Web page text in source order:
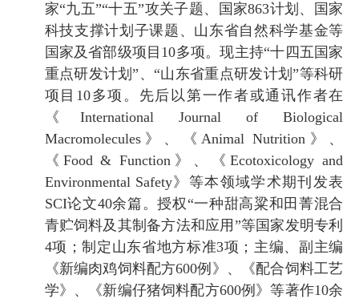
家“九五”“十五”攻关子题、国家863计划、国家
科技支撑计划子课题、山东省自然科学基金等
国家及省部级项目 10多项。现主持“十四五国家
重点研发计划” 、 “山东省重点研发计划”等科研
项目 10多项。先后以第一作者或通讯作者在
《 International Journal of Biological
Macromolecules》、《Animal Nutrition 》、
《 Food & Function 》、《Ecotoxicology and
Environmental Safety》等本领域学术期刊发表
SCI论文40余篇。授权 “一种甜高粱和田菁混合
青贮饲料及其制备方法和应用 ”等国家发明专利
4项；制定山东省地方标准3项；主编、副主编
《新编肉鸡饲料配方600例》、《配合饲料工艺
学》、《新编仔猪饲料配方600例》等著作10余